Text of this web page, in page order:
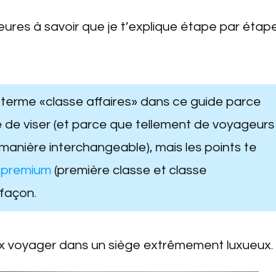
à savoir que je t’explique étape par
terme «classe affaires» dans ce guide parce
de viser (et parce que tellement de voyageurs
interchangeable), mais les points te
(première classe et classe
dans un siège extrêmement luxueux.